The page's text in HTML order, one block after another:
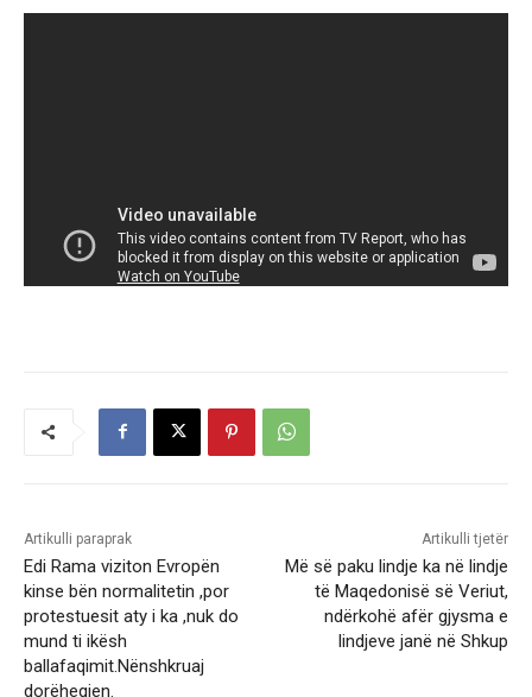
Artikulli paraprak
Edi Rama viziton Evropën
kinse bën normalitetin ,por
protestuesit aty i ka ,nuk do
mund ti ikësh
ballafaqimit.Nënshkruaj
dorëheqjen.
Artikulli tjetër
Më së paku lindje ka në lindje
të Maqedonisë së Veriut,
ndërkohë afër gjysma e
lindjeve janë në Shkup